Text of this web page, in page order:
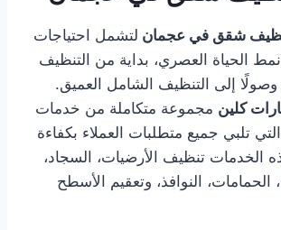
شقق في عجمان لتشمل احتياجات
الحياة العصري، بداية من التنظيف
وصولًا إلى التنظيف الشامل العميق.
كلين مجموعة متكاملة من خدمات
تلبي جميع متطلبات العملاء بكفاءة
الخدمات تنظيف الأرضيات، السجاد،
الحمامات، النوافذ، وتعقيم الأسطح